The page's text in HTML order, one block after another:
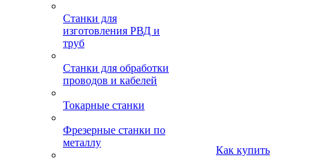
Станки для
изготовления РВД и
труб
Станки для обработки
проводов и кабелей
Токарные станки
Фрезерные станки по
металлу
Как купить